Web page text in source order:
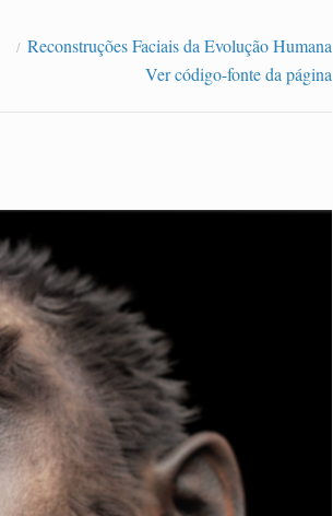
Reconstruções Faciais da Evolução Humana
Ver código-fonte da página